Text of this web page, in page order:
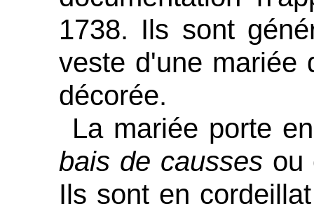
1738. Ils sont
veste d'une mariée
décorée.
La mariée porte
bais de causses ou
Ils sont en